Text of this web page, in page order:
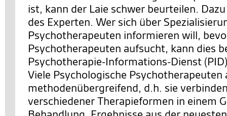
ist, kann der Laie schwer beurteilen.
des Experten. Wer sich über
Psychotherapeuten informieren will,
Psychotherapeuten aufsucht, kann dies
Psychotherapie-Informations-Dienst
Viele Psychologische
methodenübergreifend, d.h. sie
verschiedener Therapieformen in einem